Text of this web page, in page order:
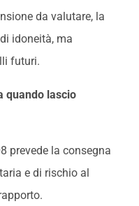
da valutare, la
idoneità, ma
futuri.
quando lascio
prevede la consegna
e di rischio al